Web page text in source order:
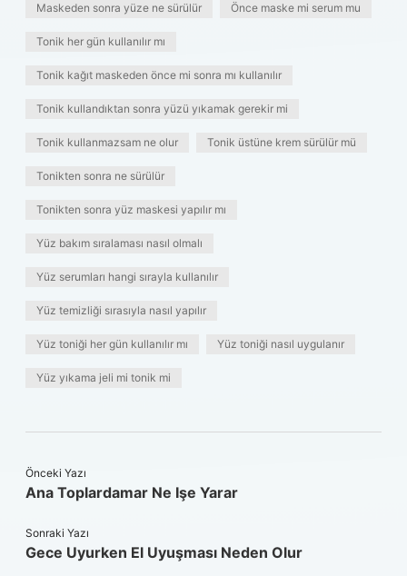
Maskeden sonra yüze ne sürülür Önce maske mi serum mu
Tonik her gün kullanılır mı
Tonik kağıt maskeden önce mi sonra mı kullanılır
Tonik kullandıktan sonra yüzü yıkamak gerekir mi
Tonik kullanmazsam ne olur Tonik üstüne krem sürülür mü
Tonikten sonra ne sürülür
Tonikten sonra yüz maskesi yapılır mı
Yüz bakım sıralaması nasıl olmalı
Yüz serumları hangi sırayla kullanılır
Yüz temizliği sırasıyla nasıl yapılır
Yüz toniği her gün kullanılır mı Yüz toniği nasıl uygulanır
Yüz yıkama jeli mi tonik mi
Önceki Yazı
Ana Toplardamar Ne Işe Yarar
Sonraki Yazı
Gece Uyurken El Uyuşması Neden Olur